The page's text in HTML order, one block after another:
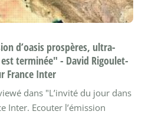
d’oasis prospères, ultra-
terminée" - David Rigoulet-
France Inter
dans "L’invité du jour dans
Inter. Ecouter l’émission